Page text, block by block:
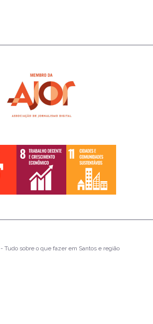
- Tudo sobre o que fazer em Santos e região